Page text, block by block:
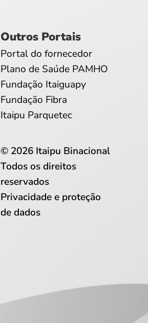
Outros Portais
Portal do fornecedor
Plano de Saúde PAMHO
Fundação Itaiguapy
Fundação Fibra
Itaipu Parquetec
© 2026 Itaipu Binacional
Todos os direitos
reservados
Privacidade e proteção
de dados